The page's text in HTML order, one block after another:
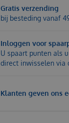
Gratis verzending
bij besteding vanaf
Inloggen voor
U spaart punten als
direct inwisselen via
Klanten geven ons